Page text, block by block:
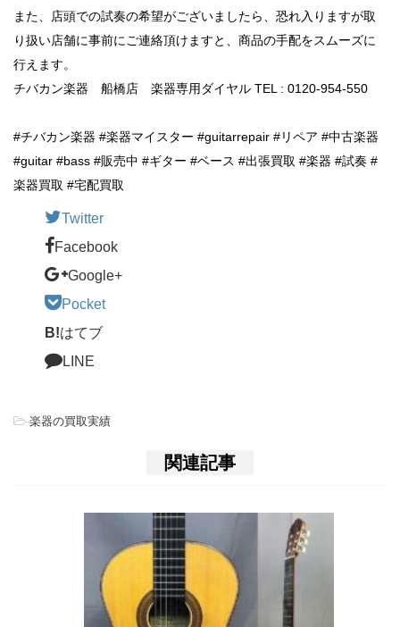
また、店頭での試奏の希望がございましたら、恐れ入りますが取
り扱い店舗に事前にご連絡頂けますと、商品の手配をスムーズに
行えます。
チバカン楽器 船橋店 楽器専用ダイヤル TEL : 0120-954-550
#チバカン楽器 #楽器マイスター #guitarrepair #リペア #中古楽器
#guitar #bass #販売中 #ギター #ベース #出張買取 #楽器 #試奏 #
楽器買取 #宅配買取
Twitter
Facebook
Google+
Pocket
B!はてブ
LINE
-楽器の買取実績
関連記事